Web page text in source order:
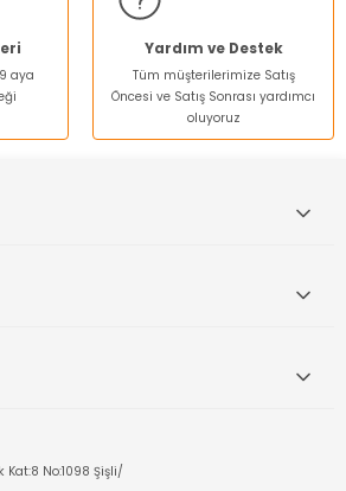
alternatifler olmalı.
aya
Yardım ve Destek
Tüm müşterilerimize Satış
Öncesi ve Satış Sonrası yardımcı
oluyoruz
Kat:8 No:1098 Şişli/